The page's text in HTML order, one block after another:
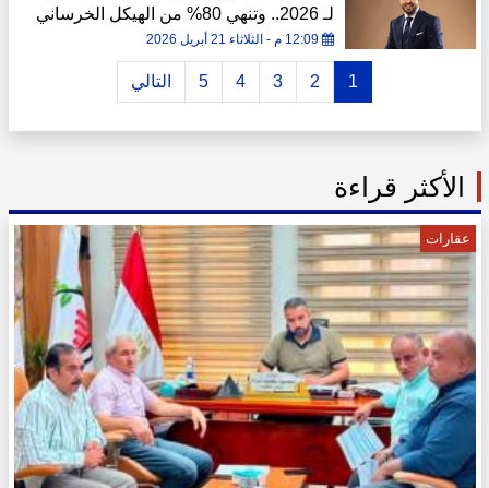
لـ 2026.. وتنهي 80% من الهيكل الخرساني
لمشروع «Podia Tower»
12:09 م - الثلاثاء 21 أبريل 2026
1
2
3
4
5 التالي
الأكثر قراءة
عقارات